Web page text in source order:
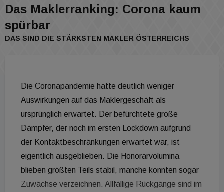
Das Maklerranking: Corona kaum
spürbar
DAS SIND DIE STÄRKSTEN MAKLER ÖSTERREICHS
Die Coronapandemie hatte deutlich weniger
Auswirkungen auf das Maklergeschäft als
ursprünglich erwartet. Der befürchtete große
Dämpfer, der noch im ersten Lockdown aufgrund
der Kontaktbeschränkungen erwartet war, ist
eigentlich ausgeblieben. Die Honorarvolumina
blieben größten Teils stabil, manche konnten sogar
Zuwächse verzeichnen. Allfällige Rückgänge sind im